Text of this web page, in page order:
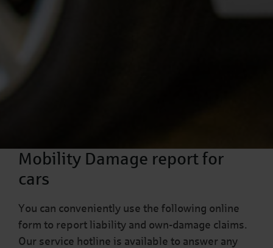
Mobility Damage report for
cars
You can conveniently use the following online
form to report liability and own-damage claims.
Our service hotline is available to answer any